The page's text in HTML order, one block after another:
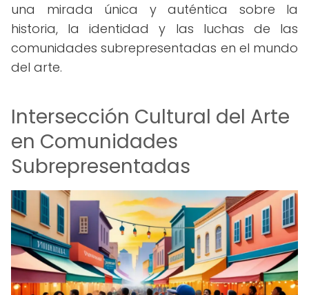
una mirada única y auténtica sobre la
historia, la identidad y las luchas de las
comunidades subrepresentadas en el mundo
del arte.
Intersección Cultural del Arte
en Comunidades
Subrepresentadas